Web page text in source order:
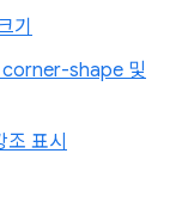
기
corner-shape 및
표시